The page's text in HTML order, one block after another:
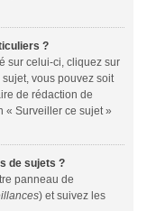
?
sur celui-ci, cliquez sur
vous pouvez soit
de rédaction de
« Surveiller ce sujet »
de sujets ?
panneau de
) et suivez les